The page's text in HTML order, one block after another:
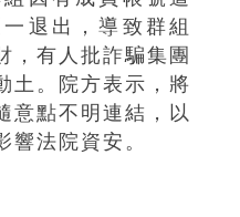
退出，導致群組
，有人批詐騙集團
土。院方表示，將
意點不明連結，以
響法院資安。